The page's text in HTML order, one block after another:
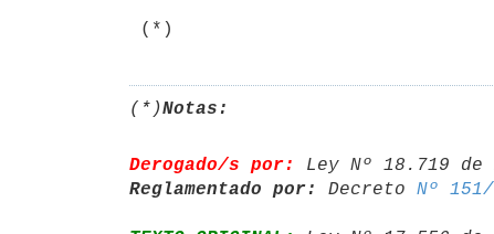
(*)
(*)Notas:
Derogado/s por: Ley Nº 18.719
Reglamentado por:
Decreto Nº